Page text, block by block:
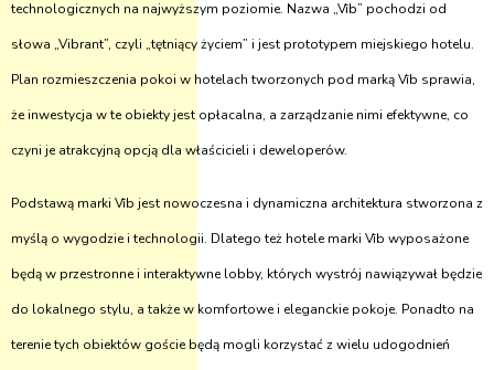
technologicznych na najwyższym poziomie. Nazwa „Vīb” pochodzi od
słowa „Vibrant”, czyli „tętniący życiem” i jest prototypem miejskiego hotelu.
Plan rozmieszczenia pokoi w hotelach tworzonych pod marką Vīb sprawia,
że inwestycja w te obiekty jest opłacalna, a zarządzanie nimi efektywne, co
czyni je atrakcyjną opcją dla właścicieli i deweloperów.
Podstawą marki Vīb jest nowoczesna i dynamiczna architektura stworzona z
myślą o wygodzie i technologii. Dlatego też hotele marki Vīb wyposażone
będą w przestronne i interaktywne lobby, których wystrój nawiązywał będzie
do lokalnego stylu, a także w komfortowe i eleganckie pokoje. Ponadto na
terenie tych obiektów goście będą mogli korzystać z wielu udogodnień